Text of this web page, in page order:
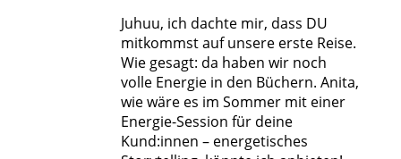
Juhuu, ich dachte mir, dass DU
mitkommst auf unsere erste Reise.
Wie gesagt: da haben wir noch
volle Energie in den Büchern. Anita,
wie wäre es im Sommer mit einer
Energie-Session für deine
Kund:innen – energetisches